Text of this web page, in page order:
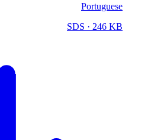
Portuguese
SDS · 246 KB